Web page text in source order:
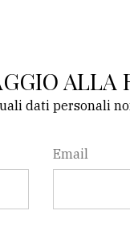
ALLA
dati personali
Email